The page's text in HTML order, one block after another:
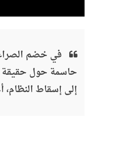
في خضم
حاسمة حول حقيقة
إلى إسقاط النظام،